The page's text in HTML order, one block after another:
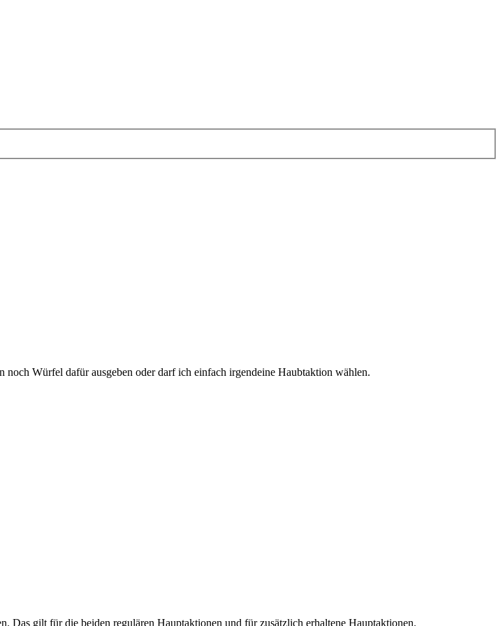
Würfel dafür ausgeben oder darf ich einfach irgendeine Haubtaktion wählen.
Das gilt für die beiden regulären Hauptaktionen und für zusätzlich erhaltene Hauptaktionen.